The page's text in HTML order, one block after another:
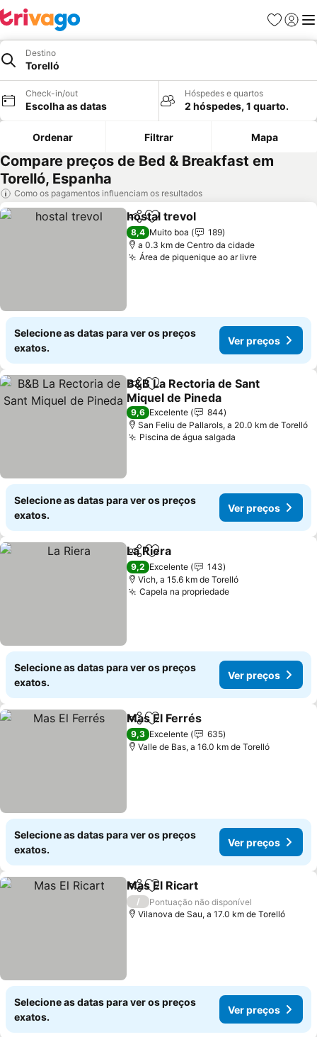
Favoritos
Iniciar
Destino
Torelló
Check-in/out
Escolha as datas
Hóspedes e quartos
2 hóspedes, 1 quarto.
Ordenar Filtrar Mapa
Compare preços de Bed & Breakfast em
Torelló, Espanha
Como os pagamentos influenciam os resultados
PartilharAdicionar aos favoritos
hostal trevol
8,4 Muito boa
189
a 0.3 km de Centro da cidade
Área de piquenique ao ar livre
Selecione as datas para ver os preços
exatos.
Ver preços
PartilharAdicionar aos favoritos
B&B La Rectoria de Sant
Miquel de Pineda
9,6 Excelente
844
San Feliu de Pallarols, a 20.0 km de Torelló
Piscina de água salgada
Selecione as datas para ver os preços
exatos.
Ver preços
PartilharAdicionar aos favoritos
La Riera
9,2 Excelente
143
Vich, a 15.6 km de Torelló
Capela na propriedade
Selecione as datas para ver os preços
exatos.
Ver preços
PartilharAdicionar aos favoritos
Mas El Ferrés
9,3 Excelente
635
Valle de Bas, a 16.0 km de Torelló
Selecione as datas para ver os preços
exatos.
Ver preços
PartilharAdicionar aos favoritos
Mas El Ricart
/
Pontuação não disponível
Vilanova de Sau, a 17.0 km de Torelló
Selecione as datas para ver os preços
exatos.
Ver preços